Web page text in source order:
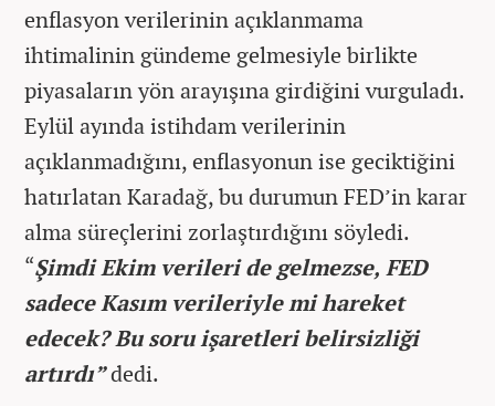
enflasyon verilerinin açıklanmama
ihtimalinin gündeme gelmesiyle birlikte
piyasaların yön arayışına girdiğini vurguladı.
Eylül ayında istihdam verilerinin
açıklanmadığını, enflasyonun ise geciktiğini
hatırlatan Karadağ, bu durumun FED’in karar
alma süreçlerini zorlaştırdığını söyledi.
“Şimdi Ekim verileri de gelmezse, FED
sadece Kasım verileriyle mi hareket
edecek? Bu soru işaretleri belirsizliği
artırdı”dedi.